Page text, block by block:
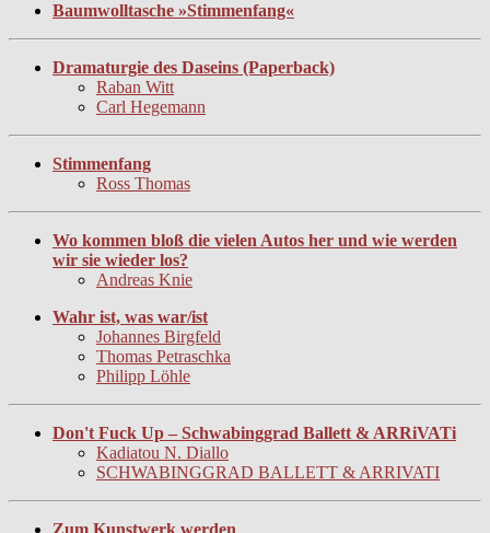
Baumwolltasche »Stimmenfang«
Dramaturgie des Daseins (Paperback)
Raban Witt
Carl Hegemann
Stimmenfang
Ross Thomas
Wo kommen bloß die vielen Autos her und wie werden
wir sie wieder los?
Andreas Knie
Wahr ist, was war/ist
Johannes Birgfeld
Thomas Petraschka
Philipp Löhle
Don't Fuck Up – Schwabinggrad Ballett & ARRiVATi
Kadiatou N. Diallo
SCHWABINGGRAD BALLETT & ARRIVATI